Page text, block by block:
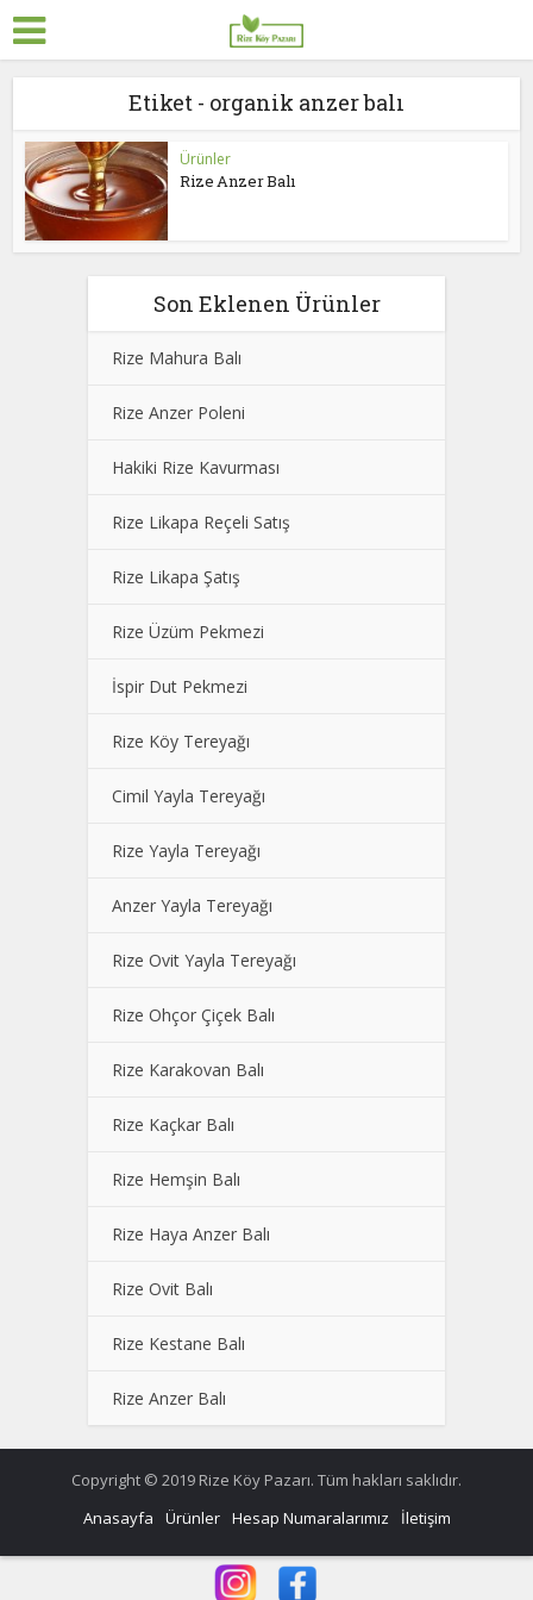
Etiket - organik anzer balı
Ürünler
Rize Anzer Balı
Son Eklenen Ürünler
Rize Mahura Balı
Rize Anzer Poleni
Hakiki Rize Kavurması
Rize Likapa Reçeli Satış
Rize Likapa Şatış
Rize Üzüm Pekmezi
İspir Dut Pekmezi
Rize Köy Tereyağı
Cimil Yayla Tereyağı
Rize Yayla Tereyağı
Anzer Yayla Tereyağı
Rize Ovit Yayla Tereyağı
Rize Ohçor Çiçek Balı
Rize Karakovan Balı
Rize Kaçkar Balı
Rize Hemşin Balı
Rize Haya Anzer Balı
Rize Ovit Balı
Rize Kestane Balı
Rize Anzer Balı
Copyright © 2019 Rize Köy Pazarı. Tüm hakları saklıdır.
Anasayfa
Ürünler Hesap Numaralarımız İletişim